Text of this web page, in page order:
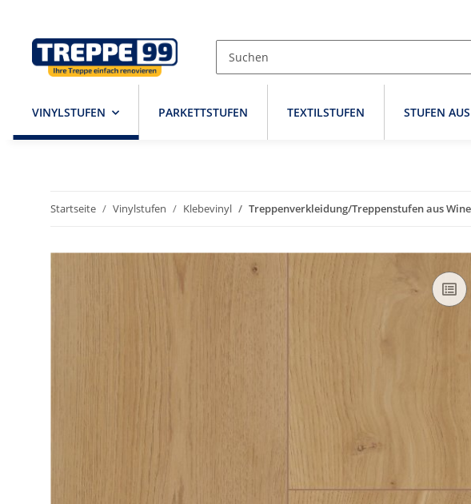
VINYLSTUFEN PARKETTSTUFEN TEXTILSTUFEN STUFEN
Startseite Vinylstufen Klebevinyl Treppenverkleidung/Treppenstufen aus